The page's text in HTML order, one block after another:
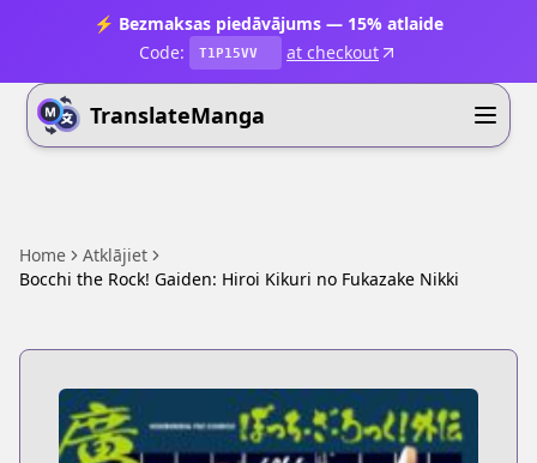
⚡ Bezmaksas piedāvājums — 15% atlaide
Code:
T1P15VV at checkout
TranslateManga
Home
Atklājiet
Bocchi the Rock! Gaiden: Hiroi Kikuri no Fukazake Nikki